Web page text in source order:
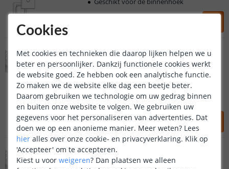
20,95
Stucprofiel
OP VOORRAAD
25,95
Hoek profiel 46 x 15 mm
2 x 1 meter profiel
1 x 2 meter lange afdekkap
3M - Binnenhoek profiel
Stucprofiel
Klantbeoordeling 9.1
Cookies
Met cookies en technieken die daarop lijken helpen we u
beter en persoonlijker. Dankzij functionele cookies werkt
de website goed. Ze hebben ook een analytische functie.
Zo maken we de website elke dag een beetje beter.
Daarom gebruiken we technologie om uw gedrag binnen
en buiten onze website te volgen. We gebruiken uw
gegevens voor het personaliseren van advertenties. Dat
doen we op een anonieme manier. Meer weten? Lees
hier alles over onze cookie- en privacyverklaring. Klik op
'Accepteer' om te accepteren.
Kiest u voor weigeren? Dan plaatsen we alleen